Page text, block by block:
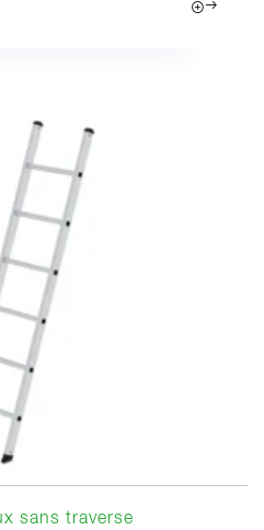
sans traverse